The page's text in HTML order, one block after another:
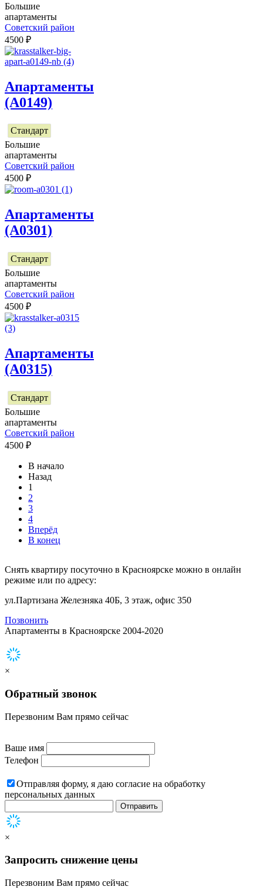
Большие
апартаменты
Советский район
4500 ₽
Апартаменты
(А0149)
Стандарт
Большие
апартаменты
Советский район
4500 ₽
Апартаменты
(А0301)
Стандарт
Большие
апартаменты
Советский район
4500 ₽
Апартаменты
(А0315)
Стандарт
Большие
апартаменты
Советский район
4500 ₽
В начало
Назад
1
2
3
4
Вперёд
В конец
Снять квартиру посуточно в Красноярске можно в онлайн
режиме или по адресу:
ул.Партизана Железняка 40Б, 3 этаж, офис 350
Позвонить
Апартаменты в Красноярске 2004-2020
×
Обратный звонок
Перезвоним Вам прямо сейчас
Ваше имя
Телефон
Отправляя форму, я даю согласие на обработку
персональных данных
Отправить
×
Запросить снижение цены
Перезвоним Вам прямо сейчас